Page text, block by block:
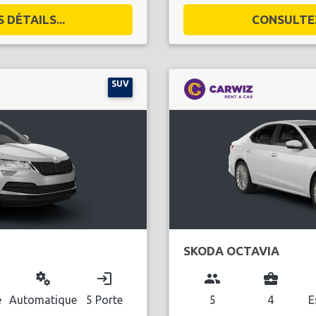
DÉTAILS...
SUV
miscellaneous_services
Automatique
login
5 Porte
SKODA OCTAVIA
group
5
business_center
4